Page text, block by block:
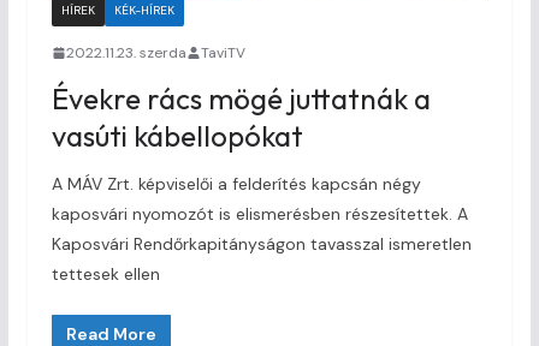
HÍREK KÉK-HÍREK
2022.11.23. szerda TaviTV
Évekre rács mögé juttatnák a
vasúti kábellopókat
A MÁV Zrt. képviselői a felderítés kapcsán négy
kaposvári nyomozót is elismerésben részesítettek. A
Kaposvári Rendőrkapitányságon tavasszal ismeretlen
tettesek ellen
Read More